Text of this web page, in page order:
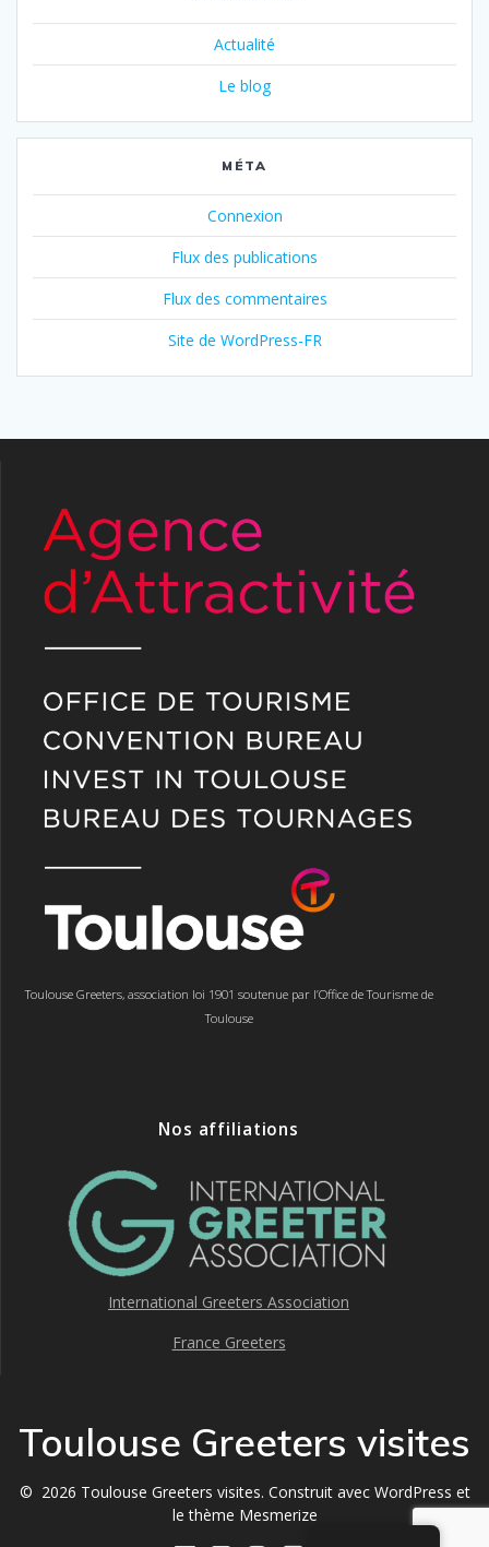
Actualité
Le blog
MÉTA
Connexion
Flux des publications
Flux des commentaires
Site de WordPress-FR
Toulouse Greeters, association loi 1901 soutenue par l’Office de Tourisme de
Toulouse
Nos affiliations
International Greeters Association
France Greeters
Toulouse Greeters visites
© 2026 Toulouse Greeters visites. Construit avec WordPress et
lethème Mesmerize